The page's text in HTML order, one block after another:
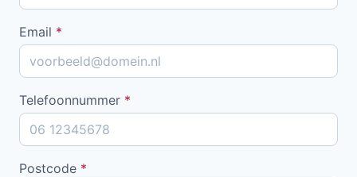
Email *
Telefoonnummer *
Postcode *